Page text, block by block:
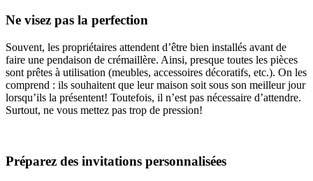
Ne visez pas la perfection
Souvent, les propriétaires attendent d’être bien installés avant de
faire une pendaison de crémaillère. Ainsi, presque toutes les pièces
sont prêtes à utilisation (meubles, accessoires décoratifs, etc.). On les
comprend : ils souhaitent que leur maison soit sous son meilleur jour
lorsqu’ils la présentent! Toutefois, il n’est pas nécessaire d’attendre.
Surtout, ne vous mettez pas trop de pression!
Préparez des invitations personnalisées